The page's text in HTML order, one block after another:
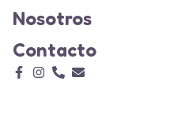
Nosotros
Contacto